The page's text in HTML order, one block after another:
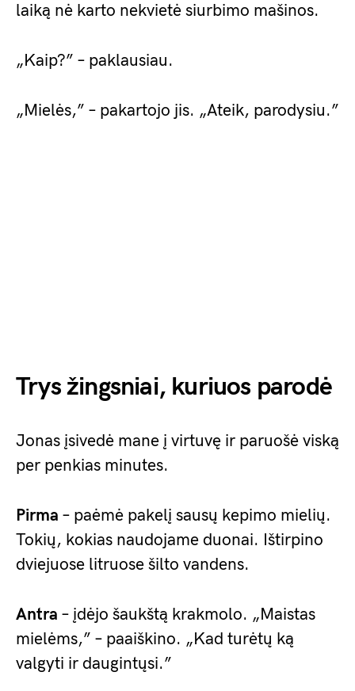
laiką nė karto nekvietė siurbimo mašinos.
„Kaip?” – paklausiau.
„Mielės,” – pakartojo jis. „Ateik, parodysiu.”
Trys žingsniai, kuriuos parodė
Jonas įsivedė mane į virtuvę ir paruošė viską
per penkias minutes.
Pirma – paėmė pakelį sausų kepimo mielių.
Tokių, kokias naudojame duonai. Ištirpino
dviejuose litruose šilto vandens.
Antra – įdėjo šaukštą krakmolo. „Maistas
mielėms,” – paaiškino. „Kad turėtų ką
valgyti ir daugintųsi.”